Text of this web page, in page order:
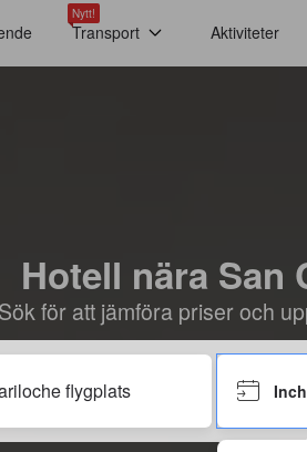
Nytt!
Transport Aktiviteter
Hotell nära San
Sök för att jämföra priser och